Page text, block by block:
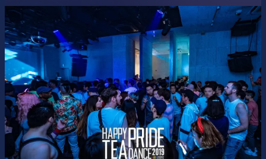
Visual Designer: dai
---
協賛： Jack'd / Nothosaur
This party is the Opening Beat ofTokyo Pride Beats
2026.